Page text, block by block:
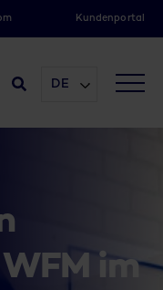
Kundenportal
DE
im